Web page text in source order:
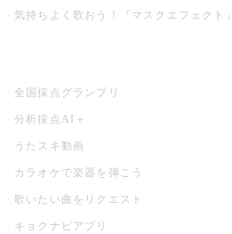
気持ちよく歌おう！『マスクエフェクト』
全国採点グランプリ
分析採点AI＋
うたスキ動画
カラオケで楽器を弾こう
歌いたい曲をリクエスト
キョクナビアプリ